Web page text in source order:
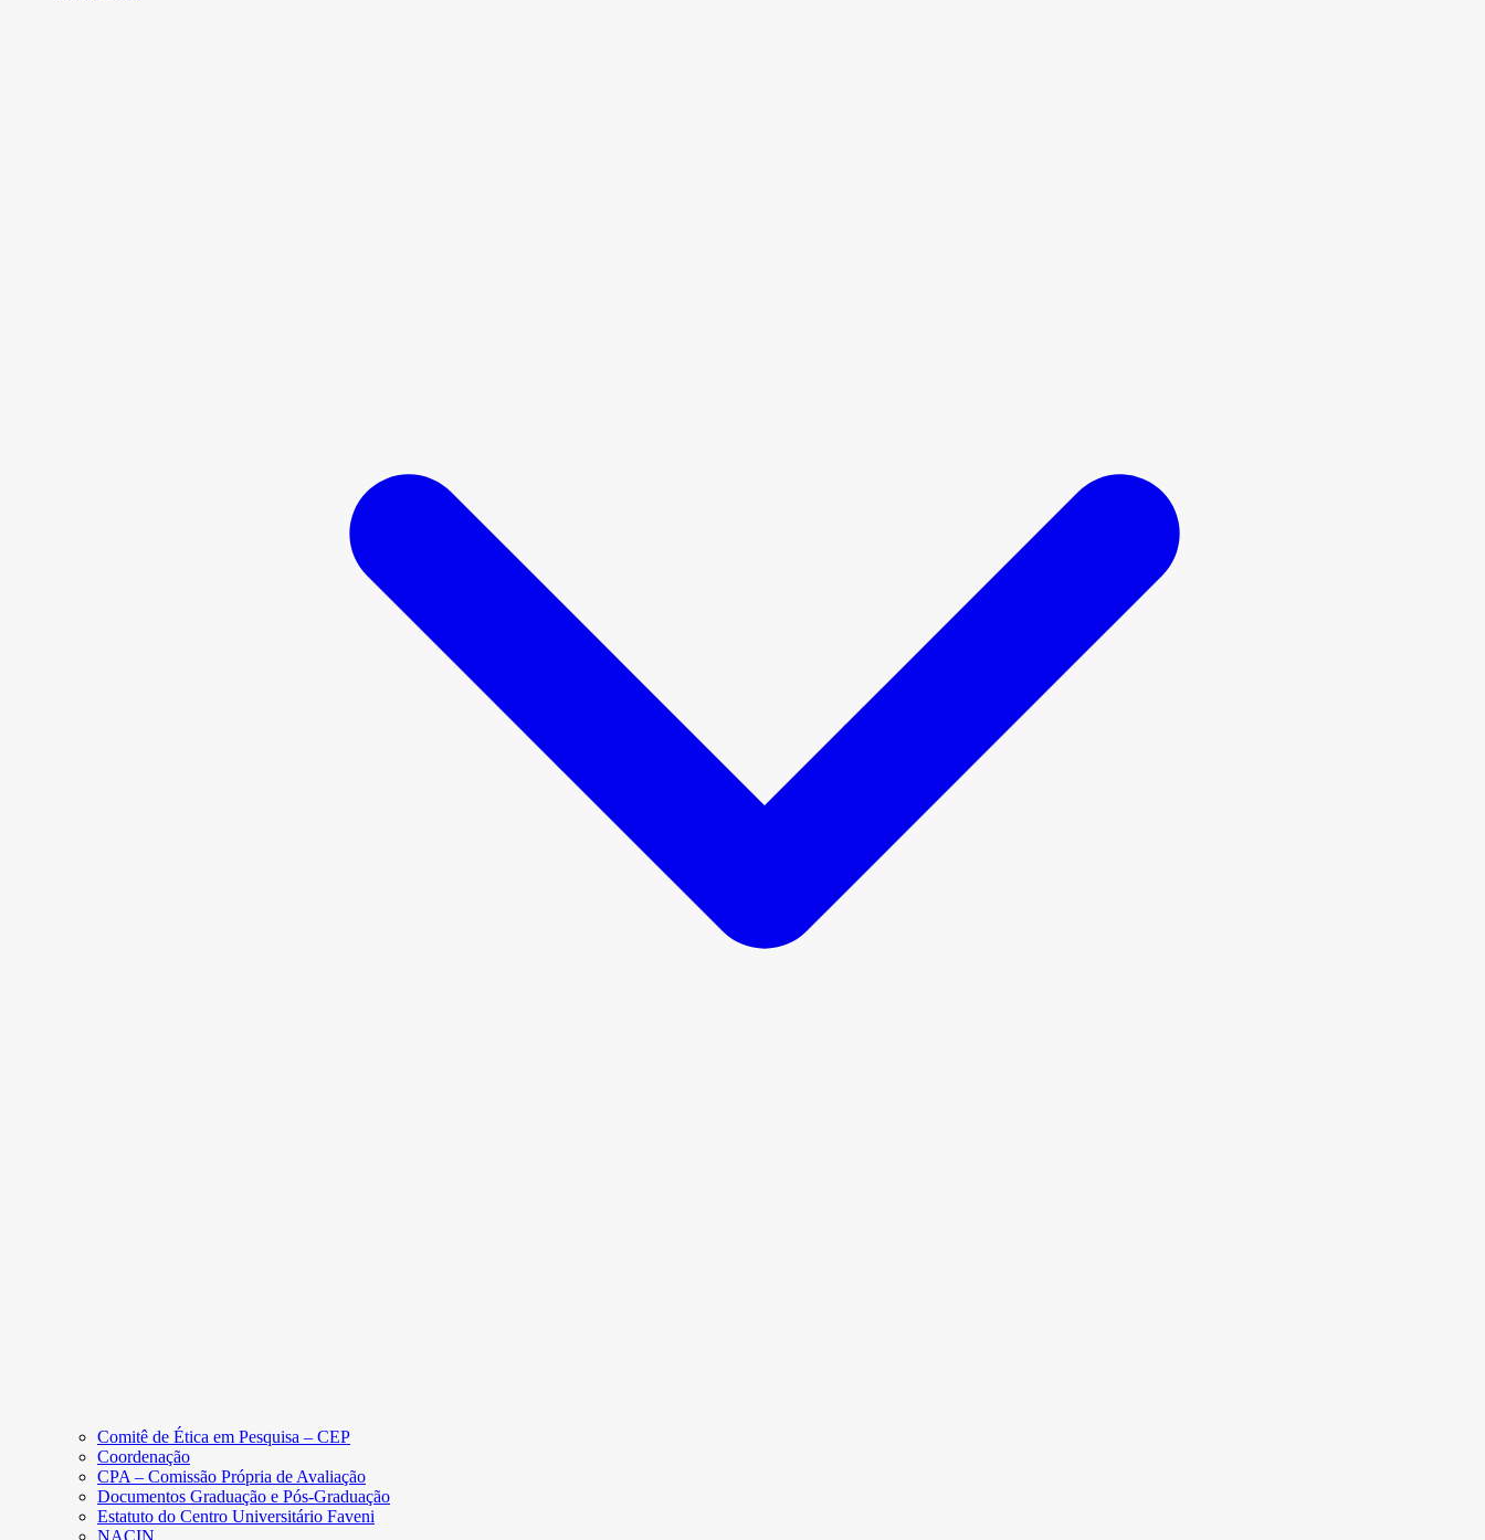
Comitê de Ética em Pesquisa – CEP
Coordenação
CPA – Comissão Própria de Avaliação
Documentos Graduação e Pós-Graduação
Estatuto do Centro Universitário Faveni
NACIN